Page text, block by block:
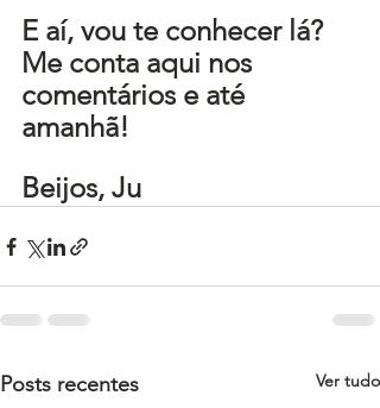
E aí, vou te conhecer lá?
Me conta aqui nos
comentários e até
amanhã!
Beijos, Ju
Posts recentes Ver tudo